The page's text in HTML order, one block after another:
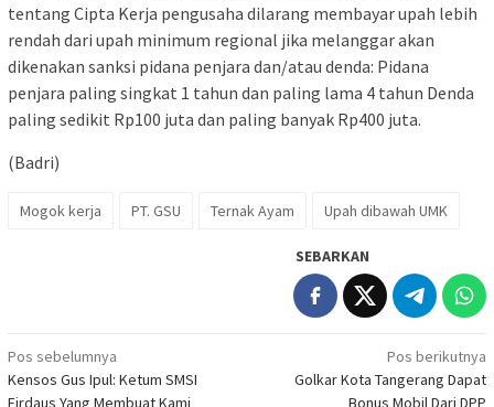
tentang Cipta Kerja pengusaha dilarang membayar upah lebih
rendah dari upah minimum regional jika melanggar akan
dikenakan sanksi pidana penjara dan/atau denda: Pidana
penjara paling singkat 1 tahun dan paling lama 4 tahun Denda
paling sedikit Rp100 juta dan paling banyak Rp400 juta.
(Badri)
Mogok kerja PT. GSU Ternak Ayam Upah dibawah UMK
SEBARKAN
Navigasi
pos
Pos sebelumnya
Kensos Gus Ipul: Ketum SMSI
Firdaus Yang Membuat Kami
Pos berikutnya
Golkar Kota Tangerang Dapat
Bonus Mobil Dari DPP